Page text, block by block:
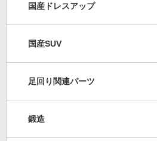
国産ドレスアップ
国産SUV
足回り関連パーツ
鍛造